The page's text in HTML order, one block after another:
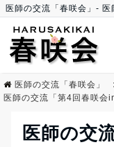
医師の交流「春咲会」-
医師の交流「春咲会」
医師の交流「第4回春咲
医師の交